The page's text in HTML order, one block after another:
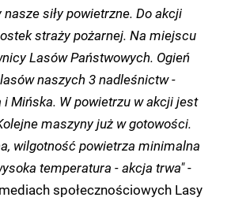
siły powietrzne. Do akcji
straży pożarnej. Na miejscu
Lasów Państwowych. Ogień
naszych 3 nadleśnictw -
i Mińska. W powietrzu w akcji jest
maszyny już w gotowości.
wilgotność powietrza minimalna
temperatura - akcja trwa"-
społecznościowych Lasy